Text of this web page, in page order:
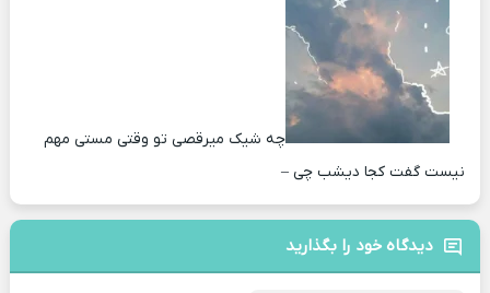
چه شیک میرقصی تو وقتی مستی مهم
نیست گفت کجا دیشب چی –
دیدگاه خود را بگذارید